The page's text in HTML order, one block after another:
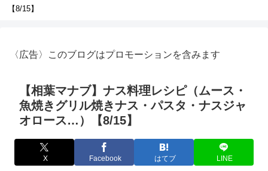
【8/15】
〈広告〉このブログはプロモーションを含みます
【相葉マナブ】ナス料理レシピ（ムース・
魚焼きグリル焼きナス・パスタ・ナスジャ
オロース…）【8/15】
X Facebook はてブ LINE